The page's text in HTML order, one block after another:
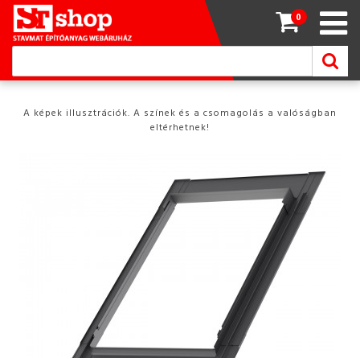
0
A képek illusztrációk. A színek és a csomagolás a valóságban
eltérhetnek!